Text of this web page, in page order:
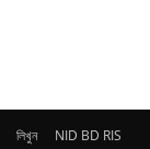
লিখুন NID BD RIS